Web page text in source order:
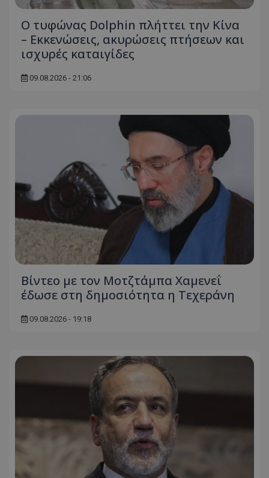
Ο τυφώνας Dolphin πλήττει την Κίνα
– Εκκενώσεις, ακυρώσεις πτήσεων και
ισχυρές καταιγίδες
09.08.2026 - 21:06
Βίντεο με τον Μοτζτάμπα Χαμενεΐ
έδωσε στη δημοσιότητα η Τεχεράνη
09.08.2026 - 19:18